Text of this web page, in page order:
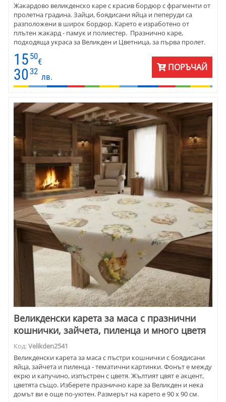
Жакардово великденско каре с красив бордюр с фрагменти от
пролетна градина. Зайци, боядисани яйца и пеперуди са
разположени в широк бордюр. Карето е изработено от
плътен жакард - памук и полиестер. Празнично каре,
подходяща украса за Великден и Цветница, за първа пролет.
Използва се самостоятелно или в съчетание с друга покривка.
15 50
€
30 32
лв.
ПОРЪЧАЙ
Великденски карета за маса с празнични
кошнички, зайчета, пиленца и много цветя
Код:Velikden2541
Великденски карета за маса с пъстри кошнички с боядисани
яйца, зайчета и пиленца - тематични картинки. Фонът е между
екрю и капучино, изпъстрен с цветя. Жълтият цвят е акцент,
цветята също. Изберете празнично каре за Великден и нека
домът ви е още по-уютен. Размерът на карето е 90 х 90 см.